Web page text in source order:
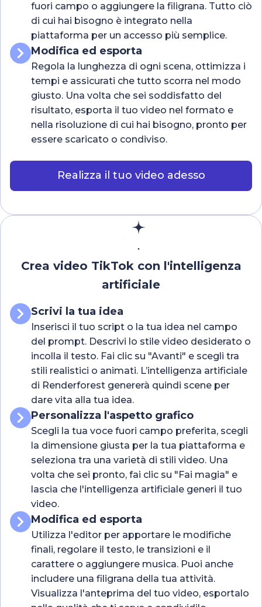
fuori campo o aggiungere la filigrana. Tutto ciò
di cui hai bisogno è integrato nella
piattaforma per un accesso più semplice.
Modifica ed esporta
Regola la lunghezza di ogni scena, ottimizza i
tempi e assicurati che tutto scorra nel modo
giusto. Una volta che sei soddisfatto del
risultato, esporta il tuo video nel formato e
nella risoluzione di cui hai bisogno, pronto per
essere scaricato o condiviso.
Realizza il tuo video adesso
Crea video TikTok con l'intelligenza
artificiale
Scrivi la tua idea
Inserisci il tuo script o la tua idea nel campo
del prompt. Descrivi lo stile video desiderato o
incolla il testo. Fai clic su "Avanti" e scegli tra
stili realistici o animati. L’intelligenza artificiale
di Renderforest genererà quindi scene per
dare vita alla tua idea.
Personalizza l'aspetto grafico
Scegli la tua voce fuori campo preferita, scegli
la dimensione giusta per la tua piattaforma e
seleziona tra una varietà di stili video. Una
volta che sei pronto, fai clic su "Fai magia" e
lascia che l'intelligenza artificiale generi il tuo
video.
Modifica ed esporta
Utilizza l'editor per apportare le modifiche
finali, regolare il testo, le transizioni e il
carattere o aggiungere musica. Puoi anche
includere una filigrana della tua attività.
Visualizza l'anteprima del tuo video, esportalo